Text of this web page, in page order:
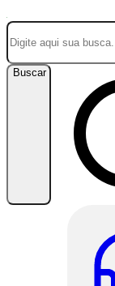
Buscar